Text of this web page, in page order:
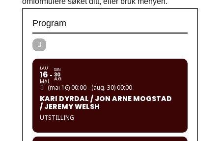
Program
LAU
16
MAI
SUN
30
AUG
(mai 16) 00:00 - (aug. 30) 00:00
KARI DYRDAL / JON ARNE MOGSTAD
/ JEREMY WELSH
UTSTILLING